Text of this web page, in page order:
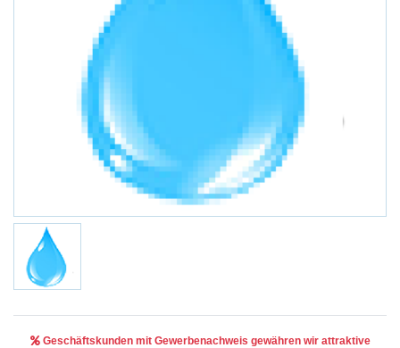
Geschäftskunden mit Gewerbenachweis gewähren wir attraktive